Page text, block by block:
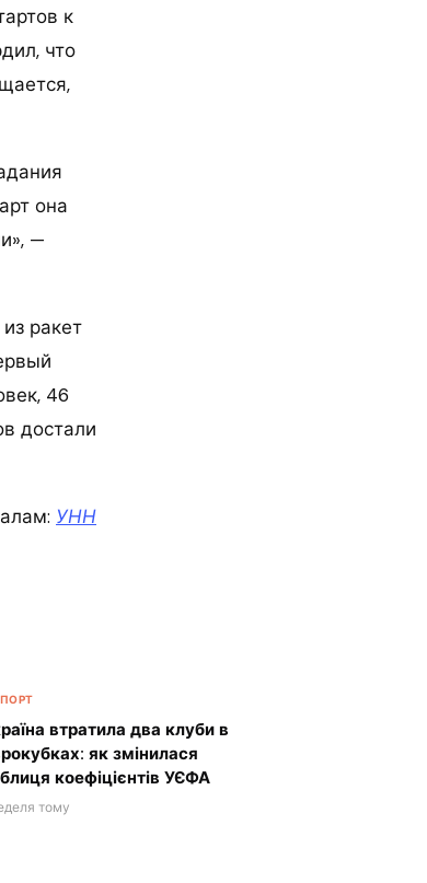
к
что
она
—
ракет
46
достали
УНН
втратила два клуби в
як змінилася
коефіцієнтів УЄФА
тому